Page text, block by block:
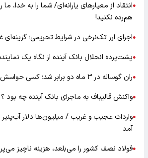
●انتقاد از معیارهای یارانه‌ای/ شما را به خدا، ما
هم‌رده نکنید!
●اجرای ارز تک‌نرخی در شرایط تحریمی؛
●پشت‌پرده انحلال بانک آینده از نگاه یک
●ران گوساله در ۳ ماه دو برابر شد؛ کسی حواسش هست؟
●واکنش قالیباف به ماجرای بانک آینده چه بود ؟
●واردات عجیب و غریب / میلیون‌ها دلار آب‌پنیر
آمد
●فولاد نصف کشور را می‌بلعد، هزینه ناچیز